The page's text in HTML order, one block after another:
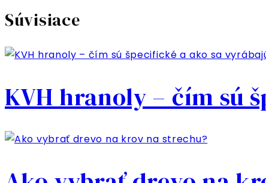
Súvisiace
KVH hranoly – čím sú